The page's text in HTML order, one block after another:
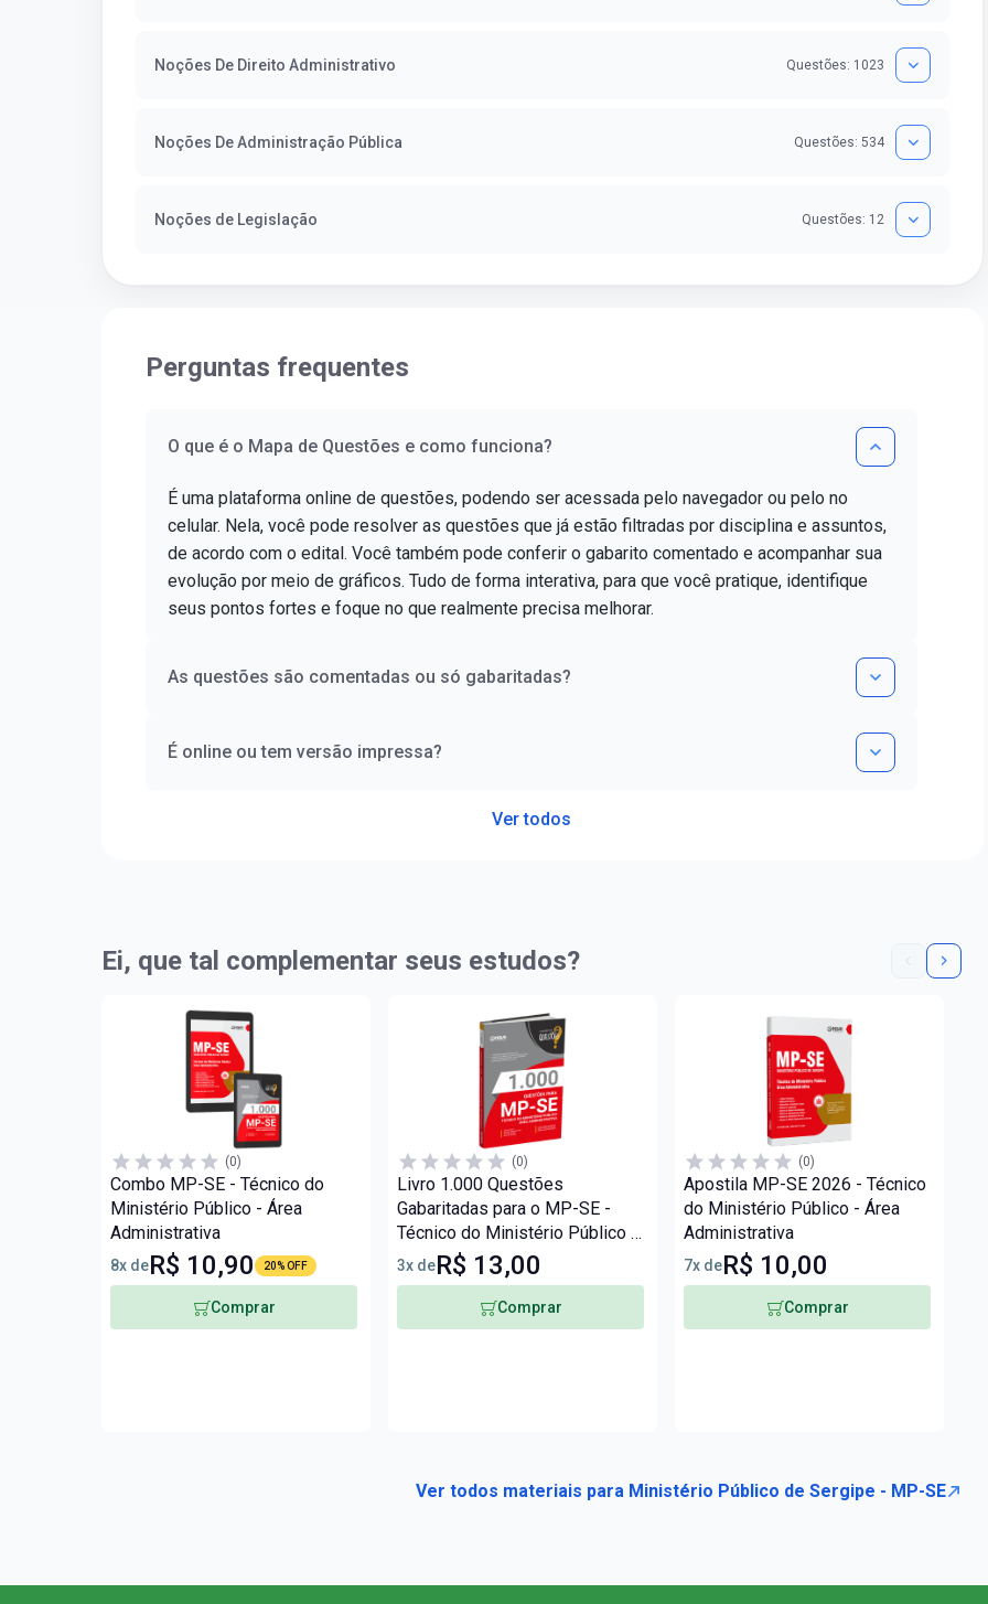
Noções De Direito Administrativo Questões: 1023
Noções De Administração Pública Questões: 534
Noções de Legislação Questões: 12
Perguntas frequentes
O que é o Mapa de Questões e como funciona?
É uma plataforma online de questões, podendo ser acessada pelo navegador ou pelo no
celular. Nela, você pode resolver as questões que já estão filtradas por disciplina e assuntos,
de acordo com o edital. Você também pode conferir o gabarito comentado e acompanhar sua
evolução por meio de gráficos. Tudo de forma interativa, para que você pratique, identifique
seus pontos fortes e foque no que realmente precisa melhorar.
As questões são comentadas ou só gabaritadas?
É online ou tem versão impressa?
Ver todos
Ei, que tal complementar seus estudos?
(0)
Combo MP-SE - Técnico do
Ministério Público - Área
Administrativa
8x deR$ 10,90 20% OFF
Comprar
(0)
Livro 1.000 Questões
Gabaritadas para o MP-SE -
Técnico do Ministério Público -
Área Administrativa
3x deR$ 13,00
Comprar
(0)
Apostila MP-SE 2026 - Técnico
do Ministério Público - Área
Administrativa
7x deR$ 10,00
Comprar
Ver todos materiais para Ministério Público de Sergipe - MP-SE